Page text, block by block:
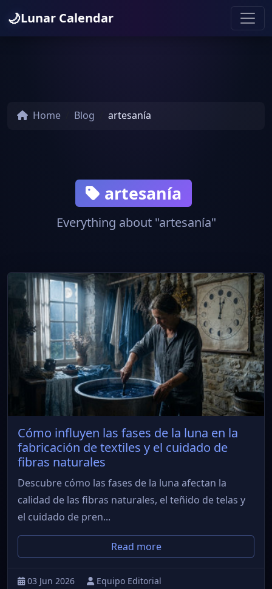
🌙Lunar Calendar
Home Blog artesanía
artesanía
Everything about "artesanía"
Cómo influyen las fases de la luna en la
fabricación de textiles y el cuidado de
fibras naturales
Descubre cómo las fases de la luna afectan la
calidad de las fibras naturales, el teñido de telas y
el cuidado de pren...
Read more
03 Jun 2026 Equipo Editorial